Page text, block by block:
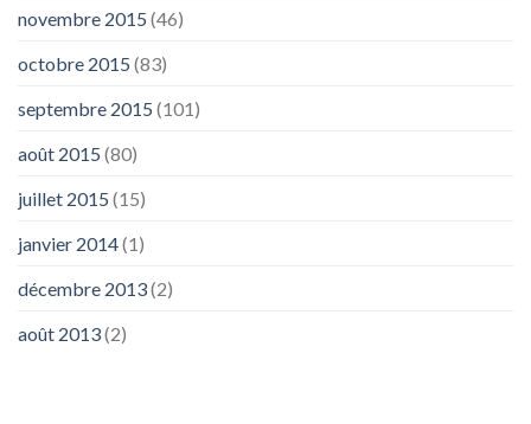
novembre 2015 (46)
octobre 2015 (83)
septembre 2015 (101)
août 2015 (80)
juillet 2015 (15)
janvier 2014(1)
décembre 2013(2)
août 2013(2)